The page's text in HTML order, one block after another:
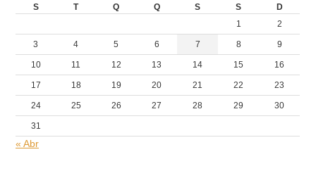
S
T Q Q S S
D
1
2
3 4 5 6 7 8 9
10 11 12 13 14 15 16
17 18 19 20 21 22 23
24 25 26 27 28 29 30
31
« Abr